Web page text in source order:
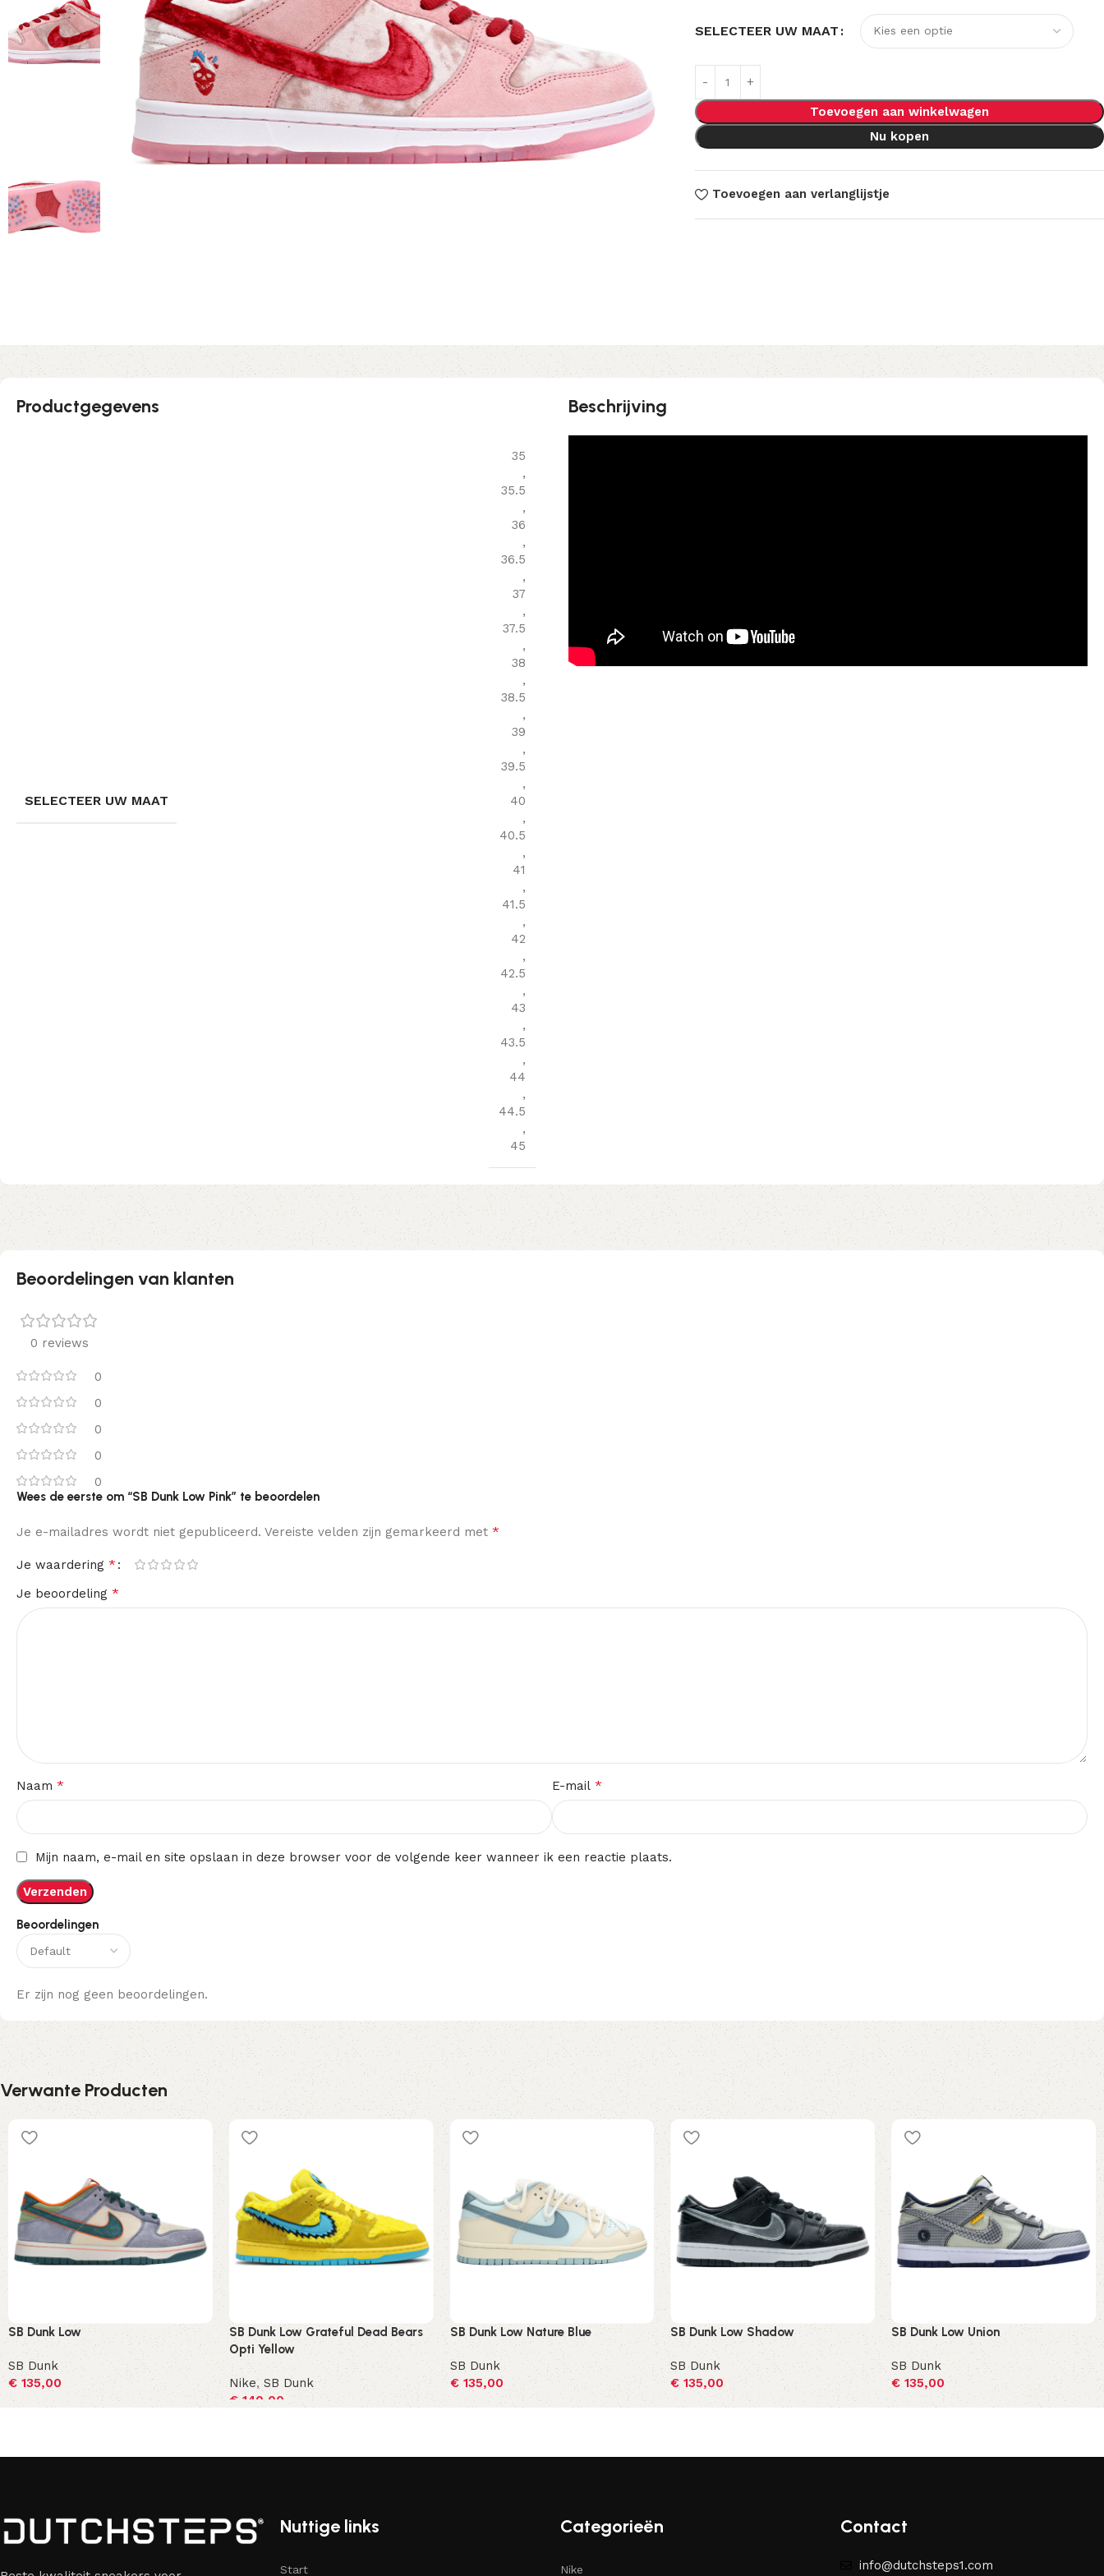
SELECTEER UW MAAT
Toevoegen aan winkelwagen
Nu kopen
Toevoegen aan verlanglijstje
Productgegevens
SELECTEER UW MAAT
35
,
35.5
,
36
,
36.5
,
37
,
37.5
,
38
,
38.5
,
39
,
39.5
,
40
,
40.5
,
41
,
41.5
,
42
,
42.5
,
43
,
43.5
,
44
,
44.5
,
45
Beschrijving
Beoordelingen van klanten
0 reviews
0
0
0
0
0
Beoordelingen
Er zijn nog geen beoordelingen.
Wees de eerste om “SB Dunk Low Pink” te beoordelen
Je e-mailadres wordt niet gepubliceerd. Vereiste velden zijn gemarkeerd met *
Je waardering *
Je beoordeling *
Naam * E-mail *
Mijn naam, e-mail en site opslaan in deze browser voor de volgende keer wanneer ik een reactie plaats.
Verwante Producten
SB Dunk Low
SB Dunk
€ 135,00
Opties selecteren
SB Dunk Low Grateful Dead Bears
Opti Yellow
Nike,SB Dunk
€140,00
SB Dunk Low Nature Blue
SB Dunk
€135,00
Opties selecteren
SB Dunk Low Shadow
SB Dunk
€135,00
Opties selecteren
SB Dunk Low Union
SB Dunk
€135,00
Opties selecteren
Nuttige links
Start
Categorieën
Nike
Contact
info@dutchsteps1.com